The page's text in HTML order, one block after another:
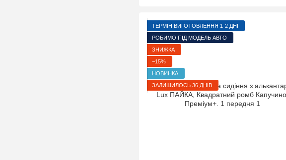
ТЕРМІН ВИГОТОВЛЕННЯ 1-2 ДНІ
РОБИМО ПІД МОДЕЛЬ АВТО
ЗНИЖКА
−15%
НОВИНКА
ЗАЛИШИЛОСЬ 36 ДНІВ